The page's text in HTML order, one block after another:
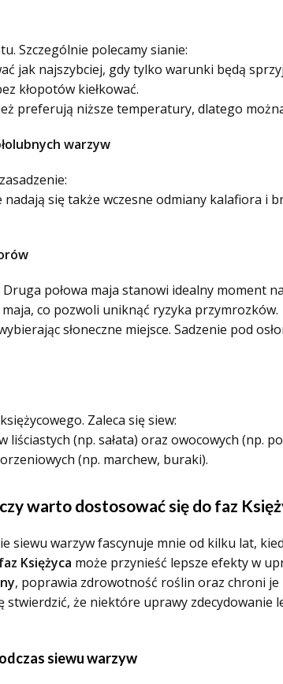
Szczególnie polecamy sianie:
jak najszybciej, gdy tylko warunki będą
kłopotów kiełkować.
preferują niższe temperatury, dlatego
warzyw
nadają się także wczesne odmiany kalafiora i
połowa maja stanowi idealny moment
co pozwoli uniknąć ryzyka przymrozków.
słoneczne miejsce. Sadzenie pod
Zaleca się siew:
liściastych (np. sałata) oraz owocowych (np.
(np. marchew, buraki).
warto dostosować się do faz
siewu warzyw fascynuje mnie od kilku lat,
Księżyca może przynieść lepsze efekty w
, poprawia zdrowotność roślin oraz chroni
że niektóre uprawy zdecydowanie
siewu warzyw